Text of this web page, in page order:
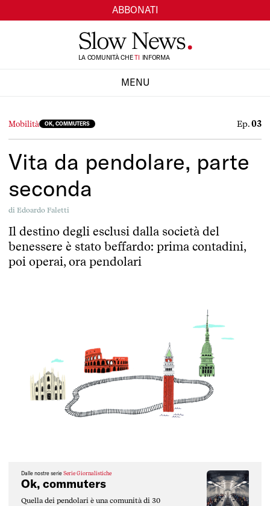
ABBONATI
LA COMUNITÀ CHETI INFORMA
MENU
Mobilità OK, COMMUTERS Ep.03
Vita da pendolare, parte
seconda
di Edoardo Faletti
Il destino degli esclusi dalla società del
benessere è stato beffardo: prima contadini,
poi operai, ora pendolari
Dalle nostre serie Serie Giornalistiche
Ok, commuters
Quella dei pendolari è una comunità di 30